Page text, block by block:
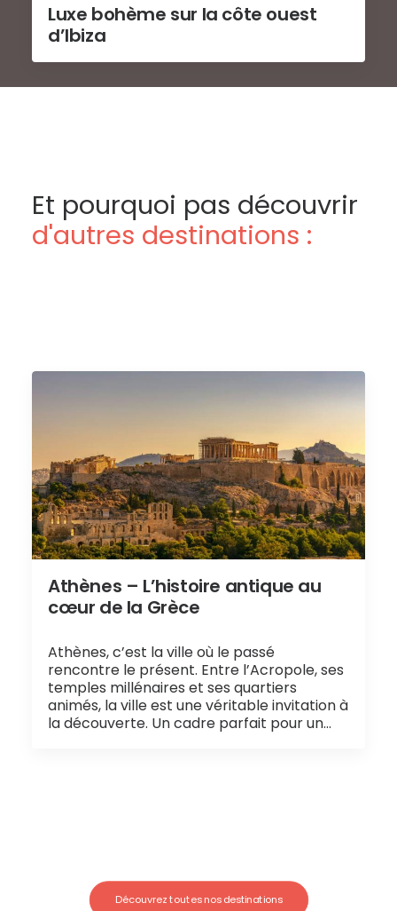
Luxe bohème sur la côte ouest
d’Ibiza
Et pourquoi pas découvrir
d'autres destinations :
Athènes – L’histoire antique au
cœur de la Grèce
Athènes, c’est la ville où le passé
rencontre le présent. Entre l’Acropole, ses
temples millénaires et ses quartiers
animés, la ville est une véritable invitation à
la découverte. Un cadre parfait pour un…
Découvrez toutes nos destinations